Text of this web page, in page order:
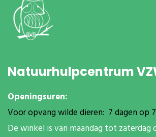
Natuurhulpcentrum
Openingsuren:
Voor opvang wilde dieren: 7 dagen op
De winkel is van maandag tot zaterdag